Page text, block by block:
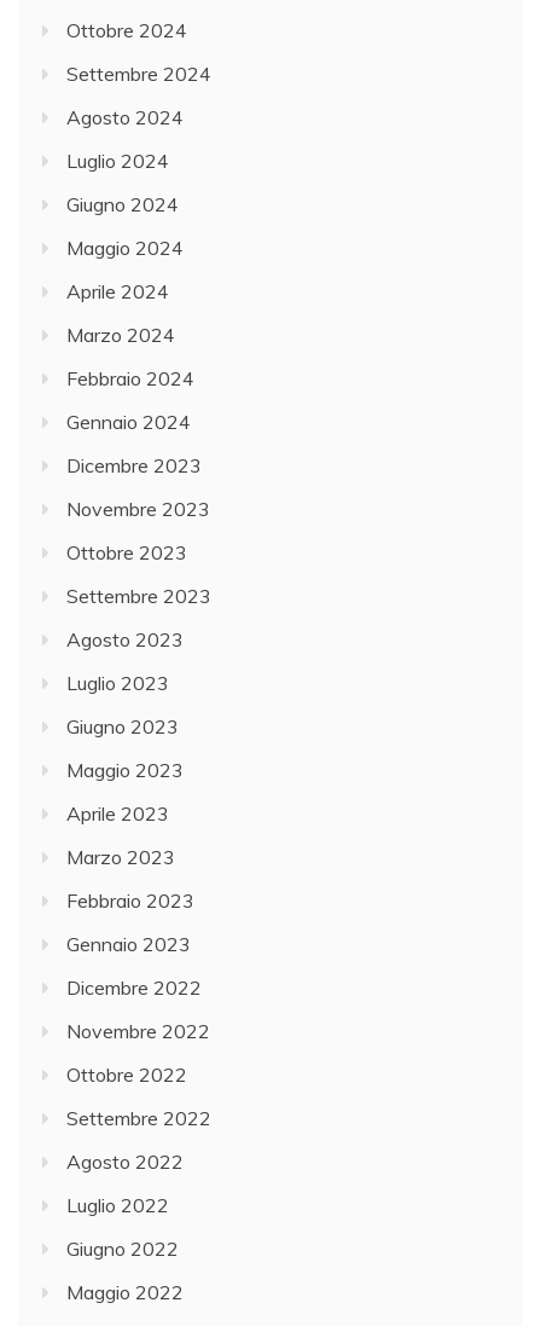
Ottobre 2024
Settembre 2024
Agosto 2024
Luglio 2024
Giugno 2024
Maggio 2024
Aprile 2024
Marzo 2024
Febbraio 2024
Gennaio 2024
Dicembre 2023
Novembre 2023
Ottobre 2023
Settembre 2023
Agosto 2023
Luglio 2023
Giugno 2023
Maggio 2023
Aprile 2023
Marzo 2023
Febbraio 2023
Gennaio 2023
Dicembre 2022
Novembre 2022
Ottobre 2022
Settembre 2022
Agosto 2022
Luglio 2022
Giugno 2022
Maggio 2022